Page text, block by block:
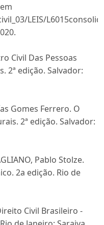
LEIS/
Civil Das Pessoas
2ª edição. Salvador:
Gomes Ferrero. O
2ª edição. Salvador:
Pablo Stolze.
2a edição. Rio de
Civil Brasileiro -